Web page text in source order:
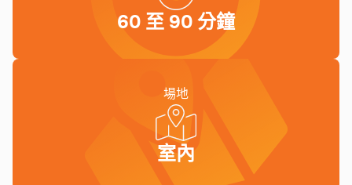
60 至 90 分鐘
場地
室內